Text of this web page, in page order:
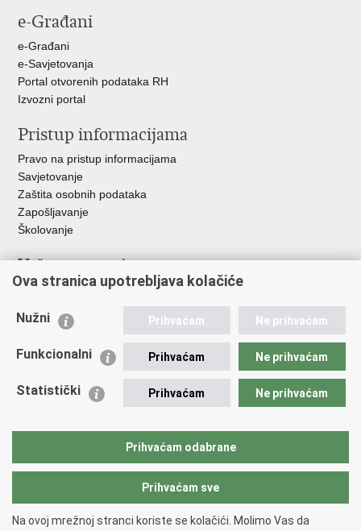
e-Građani
e-Građani
e-Savjetovanja
Portal otvorenih podataka RH
Izvozni portal
Pristup informacijama
Pravo na pristup informacijama
Savjetovanje
Zaštita osobnih podataka
Zapošljavanje
Školovanje
Važne poveznice
Ministarstvo unutarnjih poslova
Udruge
Policijska akademija
Zaklada policijske solidarnosti
Vučetić"
Ova stranica upotrebljava kolačiće
Nužni Prihvaćam Ne prihvaćam
Funkcionalni Prihvaćam Ne prihvaćam
Statistički Prihvaćam Ne prihvaćam
Prihvaćam odabrane
Prihvaćam sve
Na ovoj mrežnoj stranci koriste se kolačići. Molimo Vas da